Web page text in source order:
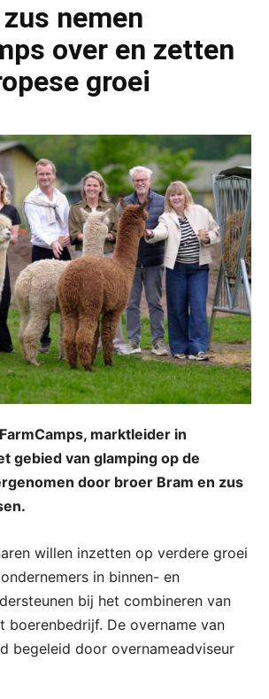
nemen
over en zetten
groei
marktleider in
gebied van glamping op de
door broer Bram en zus
willen inzetten op verdere groei
in binnen- en
bij het combineren van
boerenbedrijf. De overname van
begeleid door overnameadviseur